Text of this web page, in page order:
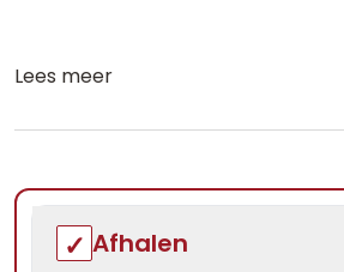
Lees meer
Afhalen